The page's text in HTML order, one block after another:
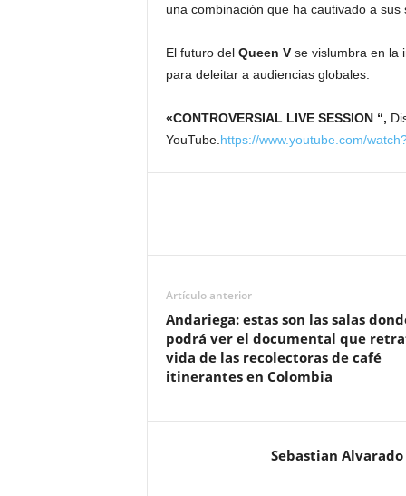
una combinación que ha cautivado a
El futuro del Queen Vse vislumbra en la
para deleitar a audiencias globales.
«CONTROVERSIAL LIVE SESSION “,
YouTube. https://www.youtube.com/
Artículo anterior
Andariega: estas son las salas
podrá ver el documental que
vida de las recolectoras de café
itinerantes en Colombia
Sebastian Alvarado